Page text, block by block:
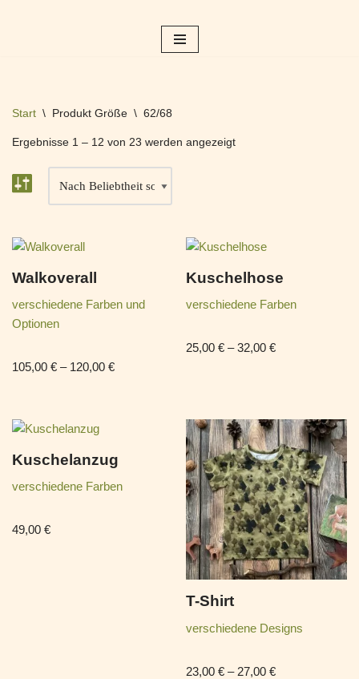
Start \ Produkt Größe \ 62/68
Ergebnisse 1 – 12 von 23 werden angezeigt
Walkoverall
verschiedene Farben und
Optionen
105,00 € – 120,00 €
Kuschelhose
verschiedene Farben
25,00€ –32,00€
Kuschelanzug
verschiedene Farben
49,00 €
T-Shirt
verschiedene Designs
23,00€ – 27,00€